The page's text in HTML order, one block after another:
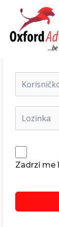
Zadrzi me